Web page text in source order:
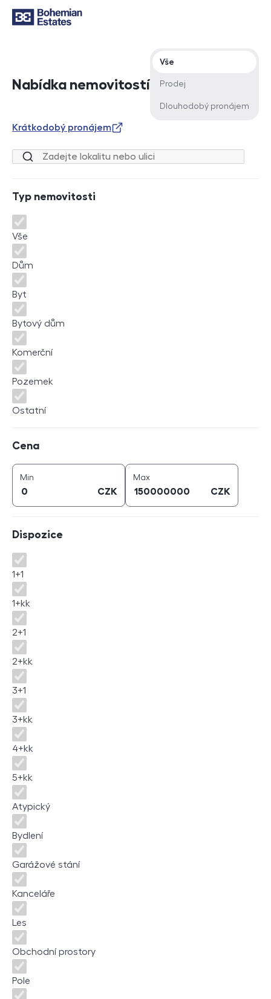
Nabídka nemovitostí
Typ nabídky
Vše
Prodej
Dlouhodobý pronájem
Krátkodobý pronájem
Lokalita nebo ulice
Typ nemovitosti
Typ nemovitosti
Vše
Dům
Byt
Bytový dům
Komerční
Pozemek
Ostatní
Cena
Min
CZK
Maxcena (
CZK
Dispozice
Dispozice
1+1
1+kk
2+1
2+kk
3+1
3+kk
4+kk
5+kk
Atypický
Bydlení
Garážové stání
Kanceláře
Les
Obchodní prostory
Pole